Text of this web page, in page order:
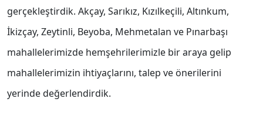
gerçekleştirdik. Akçay, Sarıkız, Kızılkeçili, Altınkum,
İkizçay, Zeytinli, Beyoba, Mehmetalan ve Pınarbaşı
mahallelerimizde hemşehrilerimizle bir araya gelip
mahallelerimizin ihtiyaçlarını, talep ve önerilerini
yerinde değerlendirdik.